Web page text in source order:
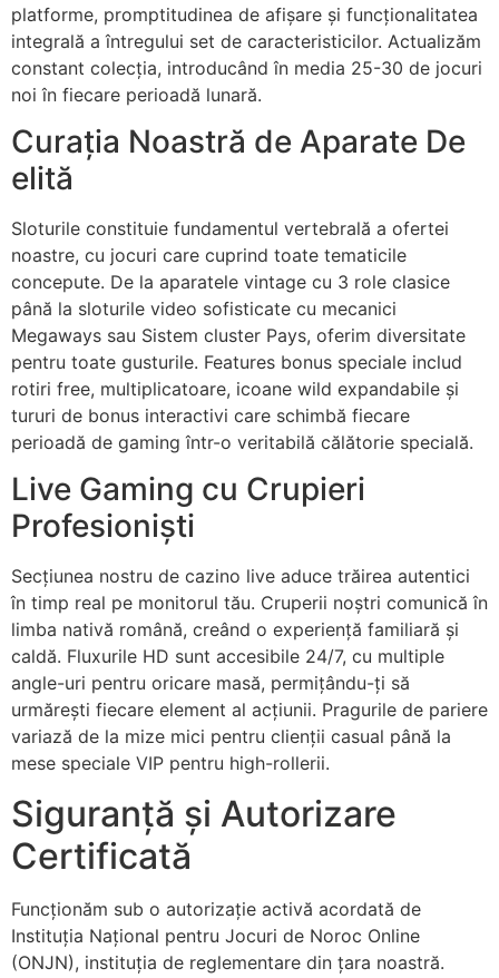
panel
satın al
panel
panel
panel
panel
panel
panel
panel
panel
panel
panel
panel
panel
panel
panel
platforme, promptitudinea de afișare și funcționalitatea
integrală a întregului set de caracteristicilor. Actualizăm
constant colecția, introducând în media 25-30 de jocuri
noi în fiecare perioadă lunară.
Curația Noastră de Aparate De
elită
Sloturile constituie fundamentul vertebrală a ofertei
noastre, cu jocuri care cuprind toate tematicile
concepute. De la aparatele vintage cu 3 role clasice
până la sloturile video sofisticate cu mecanici
Megaways sau Sistem cluster Pays, oferim diversitate
pentru toate gusturile. Features bonus speciale includ
rotiri free, multiplicatoare, icoane wild expandabile și
tururi de bonus interactivi care schimbă fiecare
perioadă de gaming într-o veritabilă călătorie specială.
Live Gaming cu Crupieri
Profesioniști
Secțiunea nostru de cazino live aduce trăirea autentici
în timp real pe monitorul tău. Cruperii noștri comunică în
limba nativă română, creând o experiență familiară și
caldă. Fluxurile HD sunt accesibile 24/7, cu multiple
angle-uri pentru oricare masă, permițându-ți să
urmărești fiecare element al acțiunii. Pragurile de pariere
variază de la mize mici pentru clienții casual până la
mese speciale VIP pentru high-rollerii.
Siguranță și Autorizare
Certificată
Funcționăm sub o autorizație activă acordată de
Instituția Național pentru Jocuri de Noroc Online
(ONJN), instituția de reglementare din țara noastră.